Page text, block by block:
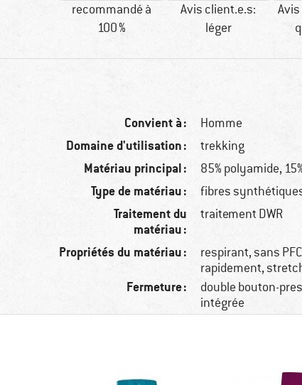
recommandé à
100 %
Avis client.e.s:
léger
Convient à : Homme
Domaine d'utilisation : trekking
Matériau principal : 85% polyamide,
Type de matériau : fibres
Traitement du
matériau :
traitement DWR
Propriétés du matériau :
respirant, sans
rapidement,
Fermeture :
double bouton-
intégrée